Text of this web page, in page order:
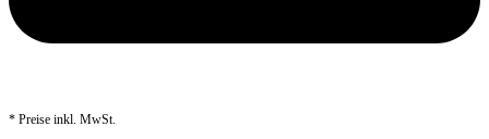
* Preise inkl. MwSt.